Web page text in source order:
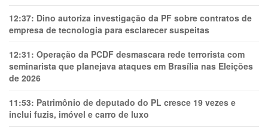
12:37: Dino autoriza investigação da PF sobre contratos de
empresa de tecnologia para esclarecer suspeitas
12:31: Operação da PCDF desmascara rede terrorista com
seminarista que planejava ataques em Brasília nas Eleições
de 2026
11:53: Patrimônio de deputado do PL cresce 19 vezes e
inclui fuzis, imóvel e carro de luxo